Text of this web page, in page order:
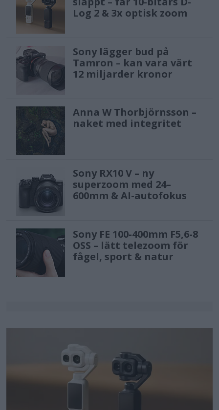
Log 2 & 3x optisk zoom
Sony lägger bud på
Tamron – kan vara värt
12 miljarder kronor
Anna W Thorbjörnsson –
naket med integritet
Sony RX10 V – ny
superzoom med 24–
600mm & AI-autofokus
Sony FE 100-400mm F5,6-8
OSS – lätt telezoom för
fågel, sport & natur